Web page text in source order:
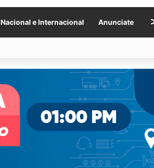
Nacional e Internacional Anunciate